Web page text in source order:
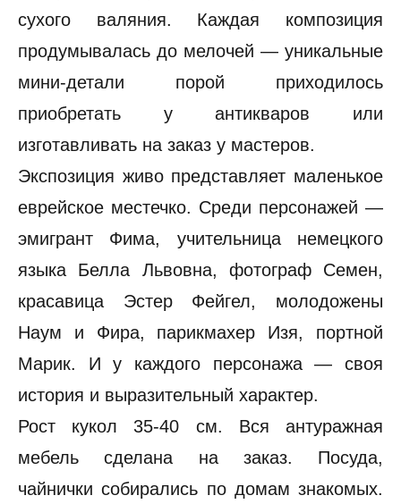
сухого валяния. Каждая композиция
продумывалась до мелочей — уникальные
мини-детали порой приходилось
приобретать у антикваров или
изготавливать на заказ у мастеров.
Экспозиция живо представляет маленькое
еврейское местечко. Среди персонажей —
эмигрант Фима, учительница немецкого
языка Белла Львовна, фотограф Семен,
красавица Эстер Фейгел, молодожены
Наум и Фира, парикмахер Изя, портной
Марик. И у каждого персонажа — своя
история и выразительный характер.
Рост кукол 35-40 см. Вся антуражная
мебель сделана на заказ. Посуда,
чайнички собирались по домам знакомых.